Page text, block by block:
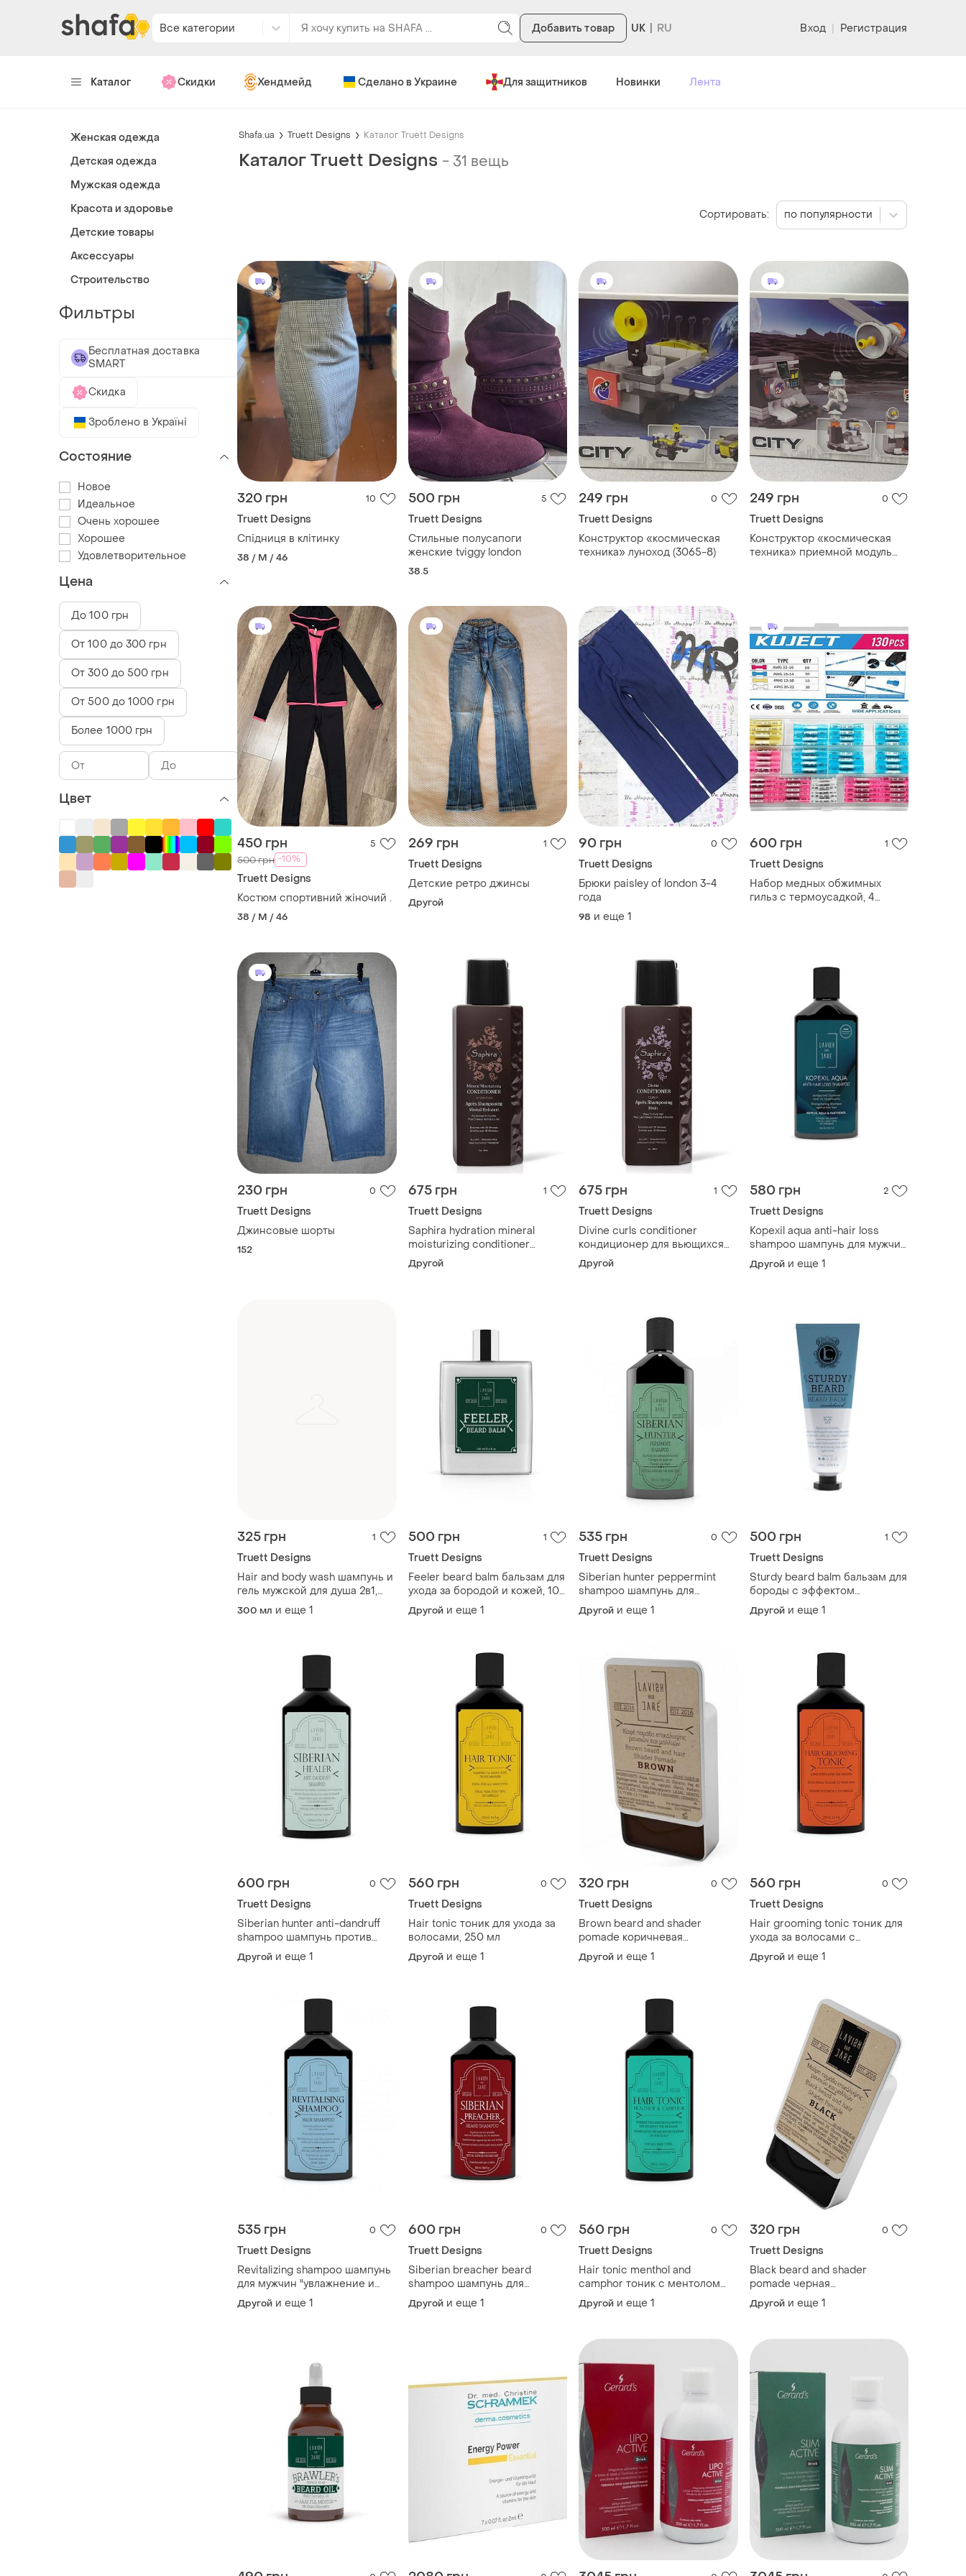
Все категории Добавить товар UK Вход | Регистрация
Каталог Скидки Хендмейд Сделано в Украине Для защитников Новинки Лента
Shafa.ua Truett Designs Каталог Truett Designs
Каталог Truett Designs - 31 вещь
320 грн 10
Truett Designs
Спідниця в клітинку
38 / M / 46
500 грн 5
Truett Designs
Стильные полусапоги
женские tviggy london
38.5
249 грн 0
Truett Designs
Конструктор «космическая
техника» луноход (3065-8)
249 грн 0
Truett Designs
Конструктор «космическая
техника» приемной модуль
450 грн 5
500 грн -10%
Truett Designs
Костюм спортивний жіночий .
38 / M / 46
269 грн 1
Truett Designs
Детские ретро джинсы
Другой
90 грн 0
Truett Designs
Брюки paisley of london 3-4
года
98 и еще 1
600 грн 1
Truett Designs
Набор медных обжимных
гильз с термоусадкой, 4
230 грн 0
Truett Designs
Джинсовые шорты
152
675 грн 1
Truett Designs
Saphira hydration mineral
moisturizing conditioner
кондиционер для увлажнения
волос, 90 мл
Другой
675 грн 1
Truett Designs
Divine curls conditioner
кондиционер для вьющихся
волос, 90 мл
Другой
580 грн 2
Truett Designs
Kopexil aqua anti-hair loss
shampoo шампунь для мужчин
против выпадения волос, 250
мл
Другой и еще 1
325 грн 1
Truett Designs
Hair and body wash шампунь и
гель мужской для душа 2в1,
300 мл
300 мл и еще 1
500 грн 1
Truett Designs
Feeler beard balm бальзам для
ухода за бородой и кожей, 100
мл
Другой и еще 1
535 грн 0
Truett Designs
Siberian hunter peppermint
shampoo шампунь для
ежедневного использования,
250 мл
Другой и еще 1
500 грн 1
Truett Designs
Sturdy beard balm бальзам для
бороды с эффектом
стайлинга, 100 мл
Другой и еще 1
600 грн 0
Truett Designs
Siberian hunter anti-dandruff
shampoo шампунь против
перхоти для мужчин, 250 мл
Другой и еще 1
560 грн 0
Truett Designs
Hair tonic тоник для ухода за
волосами, 250 мл
Другой и еще 1
320 грн 0
Truett Designs
Brown beard and shader
pomade коричневая
камуфлирующая помада для
стайлинга воска, 20 мл
Другой и еще 1
560 грн 0
Truett Designs
Hair grooming tonic тоник для
ухода за волосами с
эффектом стайлинга, 250 мл
Другой и еще 1
535 грн 0
Truett Designs
Revitalizing shampoo шампунь
для мужчин "увлажнение и
Другой и еще 1
600 грн 0
Truett Designs
Siberian breacher beard
shampoo шампунь для
бороды, 250 мл
Другой и еще 1
560 грн 0
Truett Designs
Hair tonic menthol and
camphor тоник с ментолом
для ухода за волосами, 250 мл
Другой и еще 1
320 грн 0
Truett Designs
Black beard and shader
pomade черная
камуфлирующая помада для
стайлинга воска, 20 мл
Другой и еще 1
Сортировать: по популярности
Женская одежда
Детская одежда
Мужская одежда
Красота и здоровье
Детские товары
Аксессуары
Строительство
Фильтры
Бесплатная доставка
SMART
Скидка
Зроблено в Україні
Состояние
Новое
Идеальное
Очень хорошее
Хорошее
Удовлетворительное
Цена
До 100 грн
От 100 до 300 грн
От 300 до 500 грн
От 500 до 1000 грн
Более 1000 грн
Цвет